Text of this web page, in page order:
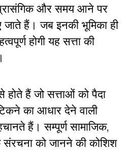
प्रासंगिक और समय आने पर
जाते हैं। जब इनकी भूमिका ही
होगी यह सत्ता की
होते हैं जो सत्ताओं को पैदा
का आधार देने वाली
हैं। सम्पूर्ण सामाजिक,
को जानने की कोशिश